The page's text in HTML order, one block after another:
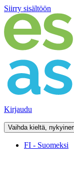
Siirry sisältöön
Kirjaudu
Vaihda kieltä,
FI - Suomeksi